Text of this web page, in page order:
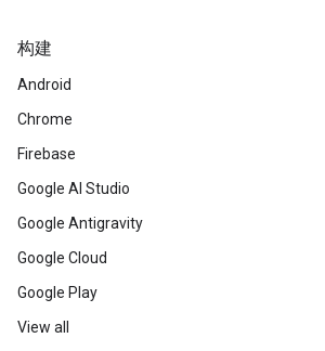
构建
Android
Chrome
Firebase
Google AI Studio
Google Antigravity
Google Cloud
Google Play
View all